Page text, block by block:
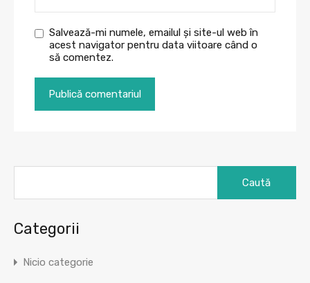
Salvează-mi numele, emailul și site-ul web în
acest navigator pentru data viitoare când o
să comentez.
Categorii
Nicio categorie